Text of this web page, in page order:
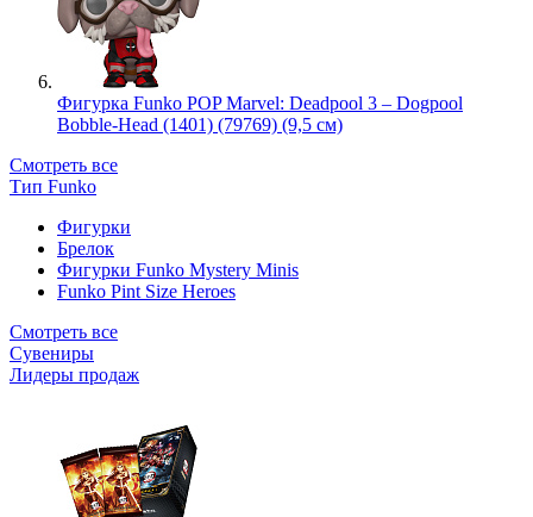
Фигурка Funko POP Marvel: Deadpool 3 – Dogpool
Bobble-Head (1401) (79769) (9,5 см)
Смотреть все
Тип Funko
Фигурки
Брелок
Фигурки Funko Mystery Minis
Funko Pint Size Heroes
Смотреть все
Сувениры
Лидеры продаж